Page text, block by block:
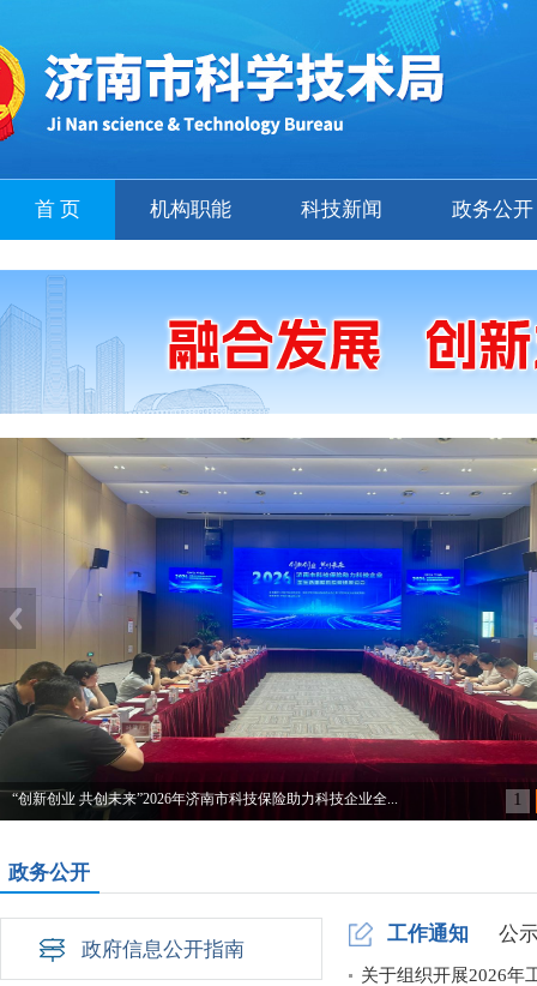
首 页 机构职能 科技新闻 政务公开
共创未来”2026年济南市科技保险助力科技企业全... 1
政务公开
政府信息公开指南
工作通知 公
关于组织开展2026年